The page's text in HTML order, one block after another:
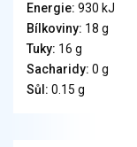
Veganské a
Tuky
Obiloviny, mouka,
Chléb, pečivo,
Energie: 930 kJ
Bílkoviny: 18 g
Tuky: 16 g
Sacharidy: 0 g
Sůl: 0.15 g